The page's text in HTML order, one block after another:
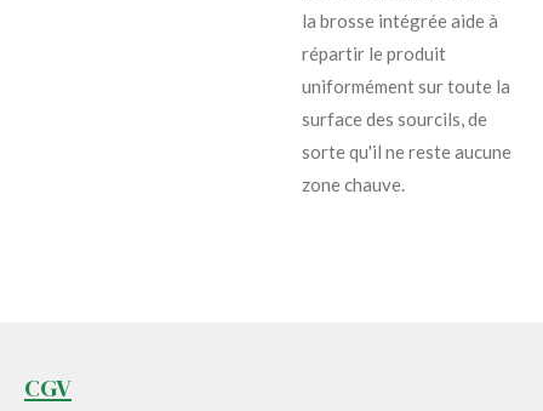
la brosse intégrée aide à
répartir le produit
uniformément sur toute la
surface des sourcils, de
sorte qu'il ne reste aucune
zone chauve.
CGV